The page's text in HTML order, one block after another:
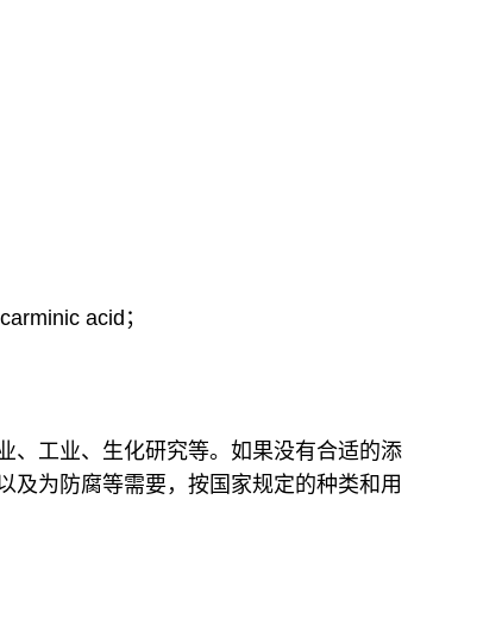
acid；
、工业、生化研究等。如果没有合适的添
及为防腐等需要，按国家规定的种类和用